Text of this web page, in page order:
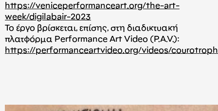
https://veniceperformanceart.org/the-art-
week/digilabair-2023
Το έργο βρίσκεται, επίσης, στη διαδικτυακή
πλατφόρμα Performance Art Video (P.A.V.):
https://performanceartvideo.org/videos/